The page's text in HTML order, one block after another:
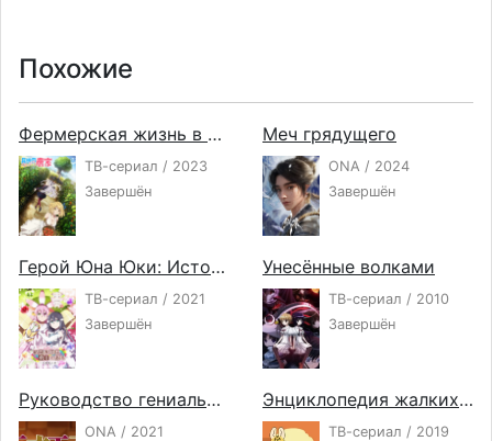
Похожие
Фермерская жизнь в ином мире
ТВ-сериал / 2023
Завершён
Меч грядущего
ONA / 2024
Завершён
Герой Юна Юки: История полного цветения
ТВ-сериал / 2021
Завершён
Унесённые волками
ТВ-сериал / 2010
Завершён
Руководство гениального принца по вызволению страны из долгов ONA
ONA / 2021
Энциклопедия жалких созданий 2
ТВ-сериал / 2019